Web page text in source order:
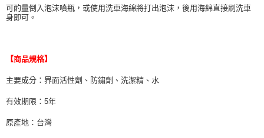
時審查核予不同之上限額度；若仍有額度不足之情形，本公司將視審查結果
請求用戶進行身份認證。
可酌量倒入泡沫噴瓶，或使用洗車海綿將打出泡沫，後用海綿直接刷洗車
身即可。
【商品規格】
主要成分：界面活性劑、防鏽劑、洗潔精、水
有效期限：5年
原產地：台灣